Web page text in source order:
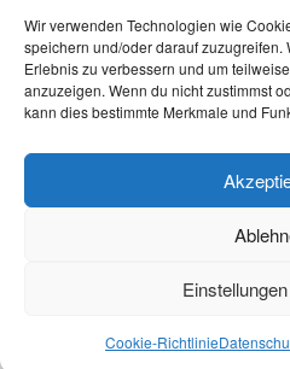
Wir verwenden Technologien wie
speichern und/oder darauf zuzugreifen.
Erlebnis zu verbessern und um
anzuzeigen. Wenn du nicht zustimmst
kann dies bestimmte Merkmale und
Cookie-Richtlinie